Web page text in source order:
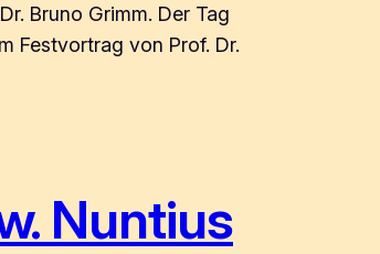
Bruno Grimm. Der Tag
Festvortrag von Prof. Dr.
Nuntius